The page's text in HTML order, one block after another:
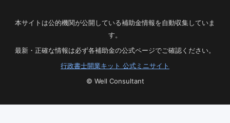
本サイトは公的機関が公開している補助金情報を自動収集していま
す。
最新・正確な情報は必ず各補助金の公式ページでご確認ください。
行政書士開業キット 公式ミニサイト
© Well Consultant